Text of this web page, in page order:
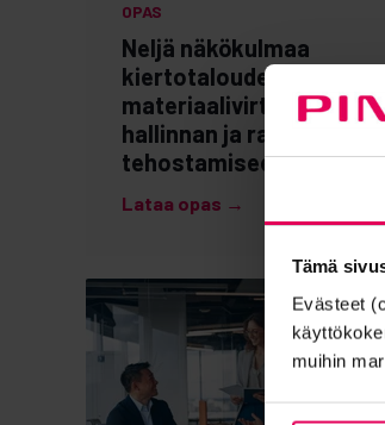
Tämä
Evästeet
muihin
OPAS
Neljä näkökulmaa
kiertotalouden
materiaalivirtojen
hallinnan ja raportoinnin
tehostamiseen
Lataa opas →